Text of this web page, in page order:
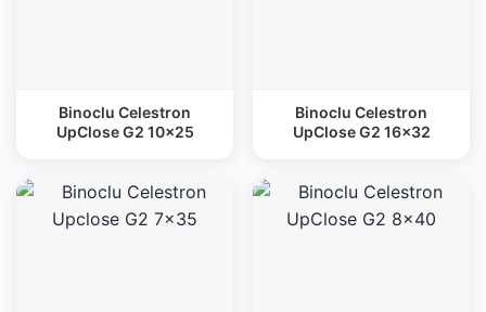
Binoclu Celestron
UpClose G2 10x25
Binoclu Celestron
UpClose G2 16x32